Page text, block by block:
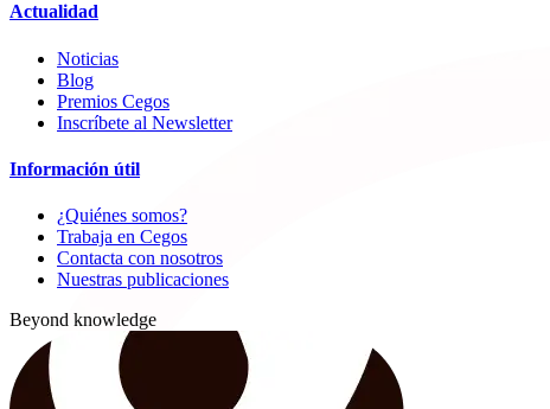
Actualidad
Noticias
Blog
Premios Cegos
Inscríbete al Newsletter
Información útil
¿Quiénes somos?
Trabaja en Cegos
Contacta con nosotros
Nuestras publicaciones
Beyond knowledge